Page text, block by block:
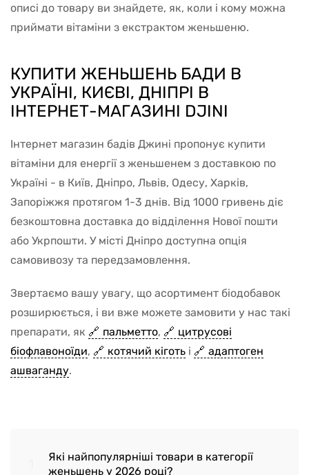
описі до товару ви знайдете, як, коли і кому можна
приймати вітаміни з екстрактом женьшеню.
КУПИТИ ЖЕНЬШЕНЬ БАДИ В
УКРАЇНІ, КИЄВІ, ДНІПРІ В
ІНТЕРНЕТ-МАГАЗИНІ DJINI
Інтернет магазин бадів Джині пропонує купити
вітаміни для енергії з женьшенем з доставкою по
Україні - в Київ, Дніпро, Львів, Одесу, Харків,
Запоріжжя протягом 1-3 днів. Від 1000 гривень діє
безкоштовна доставка до відділення Нової пошти
або Укрпошти. У місті Дніпро доступна опція
самовивозу та передзамовлення.
Звертаємо вашу увагу, що асортимент біодобавок
розширюється, і ви вже можете замовити у нас такі
препарати, як
пальметто,
цитрусові
біофлавоноїди, котячий кіготь і
адаптоген
ашваганду.
Які найпопулярніші товари в категорії
женьшень у 2026 році?